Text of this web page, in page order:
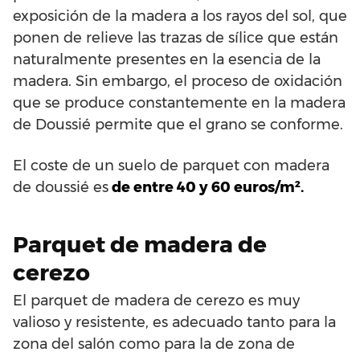
exposición de la madera a los rayos del sol, que
ponen de relieve las trazas de sílice que están
naturalmente presentes en la esencia de la
madera. Sin embargo, el proceso de oxidación
que se produce constantemente en la madera
de Doussié permite que el grano se conforme.
El coste de un suelo de parquet con madera
de doussié esde entre 40 y 60 euros/m².
Parquet de madera de
cerezo
El parquet de madera de cerezo es muy
valioso y resistente, es adecuado tanto para la
zona del salón como para la de zona de